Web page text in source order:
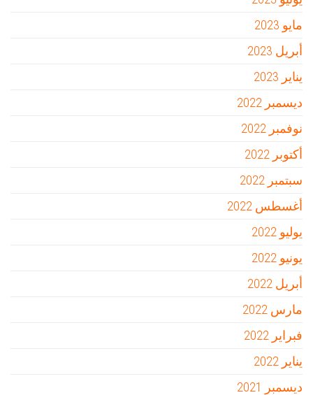
مايو 2023
أبريل 2023
يناير 2023
ديسمبر 2022
نوفمبر 2022
أكتوبر 2022
سبتمبر 2022
أغسطس 2022
يوليو 2022
يونيو 2022
أبريل 2022
مارس 2022
فبراير 2022
يناير 2022
ديسمبر 2021